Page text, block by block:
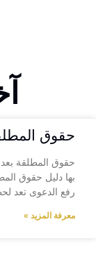
حقوق
حقوق المطلقة بعد
بها دليل حقوق
رفع الدعوى تعد
معرفة المزيد »